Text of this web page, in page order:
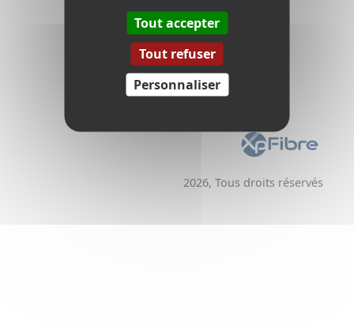
Aménageurs
2026, Tous droits réservés
Tout accepter
Tout refuser
Personnaliser